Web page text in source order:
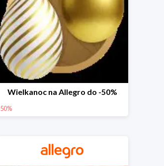
Wielkanoc na Allegro do -50%
50%